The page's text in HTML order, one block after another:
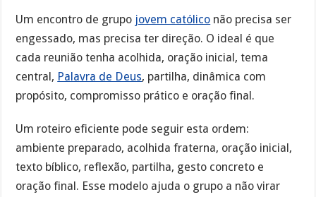
Um encontro de grupo jovem católico não precisa ser
engessado, mas precisa ter direção. O ideal é que
cada reunião tenha acolhida, oração inicial, tema
central, Palavra de Deus, partilha, dinâmica com
propósito, compromisso prático e oração final.
Um roteiro eficiente pode seguir esta ordem:
ambiente preparado, acolhida fraterna, oração inicial,
texto bíblico, reflexão, partilha, gesto concreto e
oração final. Esse modelo ajuda o grupo a não virar